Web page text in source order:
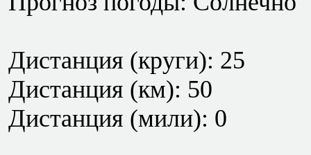
Дистанция (круги): 25
Дистанция (км): 50
Дистанция (мили): 0